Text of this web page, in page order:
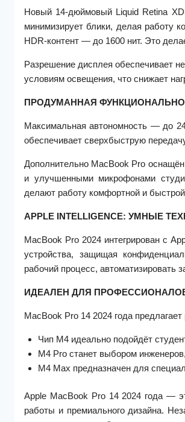
Новый 14-дюймовый Liquid Retina
минимизирует блики, делая работу
HDR-контент — до 1600 нит. Это
Разрешение дисплея обеспечивает
условиям освещения, что снижает
ПРОДУМАННАЯ
Максимальная автономность — до
обеспечивает сверхбыструю
Дополнительно MacBook Pro
и улучшенными микрофонами
делают работу комфортной и
APPLE INTELLIGENCE: УМНЫЕ
MacBook Pro 2024 интегрирован с
устройства, защищая
рабочий процесс, автоматизировать
ИДЕАЛЕН ДЛЯ
MacBook Pro 14 2024 года
Чип M4 идеально подойдёт
M4 Pro станет выбором
M4 Max предназначен для
Apple MacBook Pro 14 2024 года —
работы и премиального дизайна.